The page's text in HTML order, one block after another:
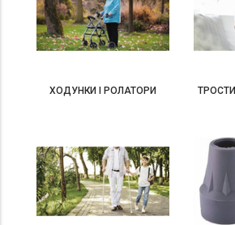
ХОДУНКИ І РОЛАТОРИ